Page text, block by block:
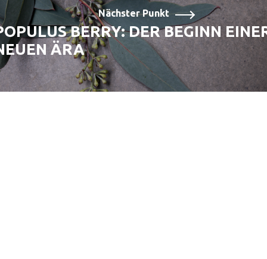
Nächster Punkt
BERRY: DER BEGINN
ÄRA